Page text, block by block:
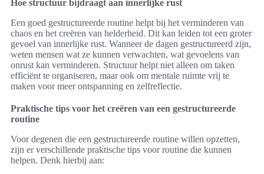
Hoe structuur bijdraagt aan innerlijke rust
Een goed gestructureerde routine helpt bij het verminderen van
chaos en het creëren van helderheid. Dit kan leiden tot een groter
gevoel van innerlijke rust. Wanneer de dagen gestructureerd zijn,
weten mensen wat ze kunnen verwachten, wat gevoelens van
onrust kan verminderen. Structuur helpt niet alleen om taken
efficiënt te organiseren, maar ook om mentale ruimte vrij te
maken voor meer ontspanning en zelfreflectie.
Praktische tips voor het creëren van een gestructureerde
routine
Voor degenen die een gestructureerde routine willen opzetten,
zijn er verschillende praktische tips voor routine die kunnen
helpen. Denk hierbij aan: